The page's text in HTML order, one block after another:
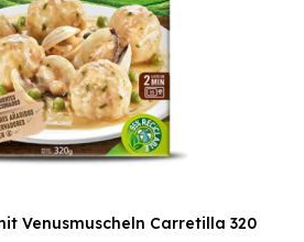
Venusmuscheln Carretilla 320